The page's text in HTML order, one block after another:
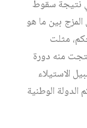
نتيجة سقوط
بين ما هو
مثلت
نتجت منه دورة
الاستيلاء
الوطنية